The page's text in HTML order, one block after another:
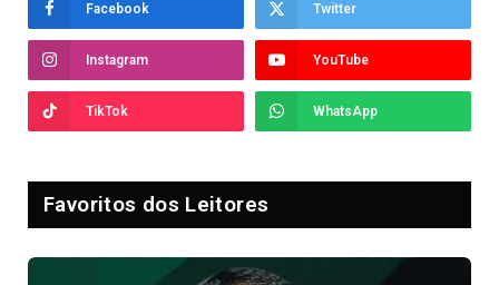
Facebook Twitter
Instagram YouTube
TikTok WhatsApp
Favoritos dos Leitores